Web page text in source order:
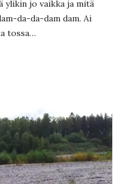
ylikin jo vaikka ja mitä
da-da-dam dam. Ai
tossa…